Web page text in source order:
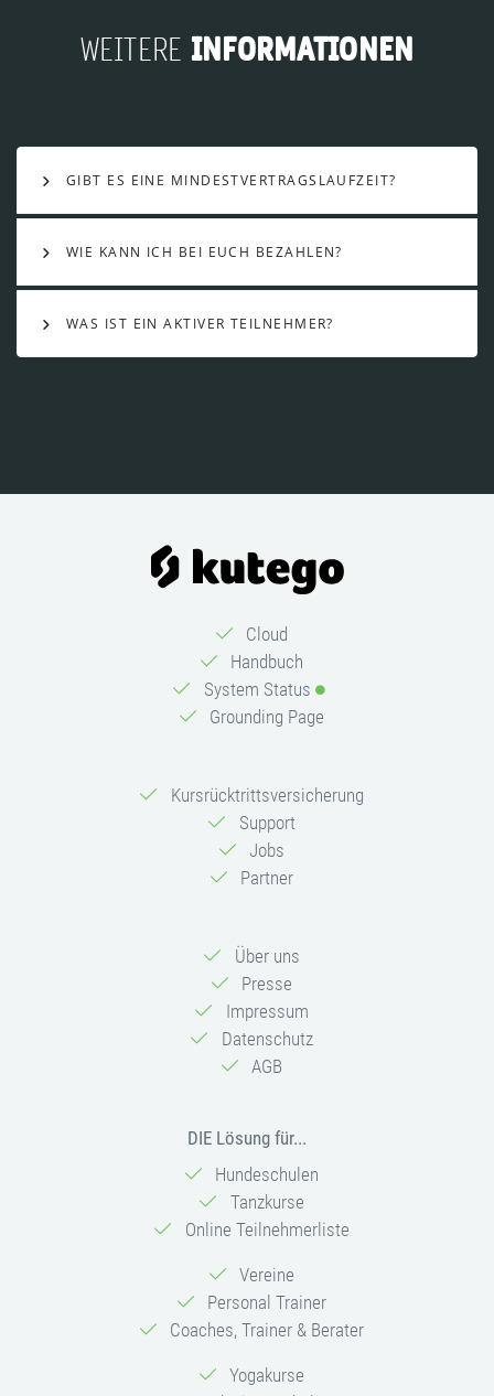
WEITERE INFORMATIONEN
GIBT ES EINE MINDESTVERTRAGSLAUFZEIT?
WIE KANN ICH BEI EUCH BEZAHLEN?
WAS IST EIN AKTIVER TEILNEHMER?
Cloud
Handbuch
System Status
Grounding Page
Kursrücktrittsversicherung
Support
Jobs
Partner
Über uns
Presse
Impressum
Datenschutz
AGB
DIE Lösung für...
Hundeschulen
Tanzkurse
Online Teilnehmerliste
Vereine
Personal Trainer
Coaches, Trainer & Berater
Yogakurse